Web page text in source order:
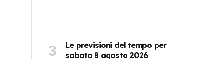
Le previsioni del tempo per
sabato 8 agosto 2026